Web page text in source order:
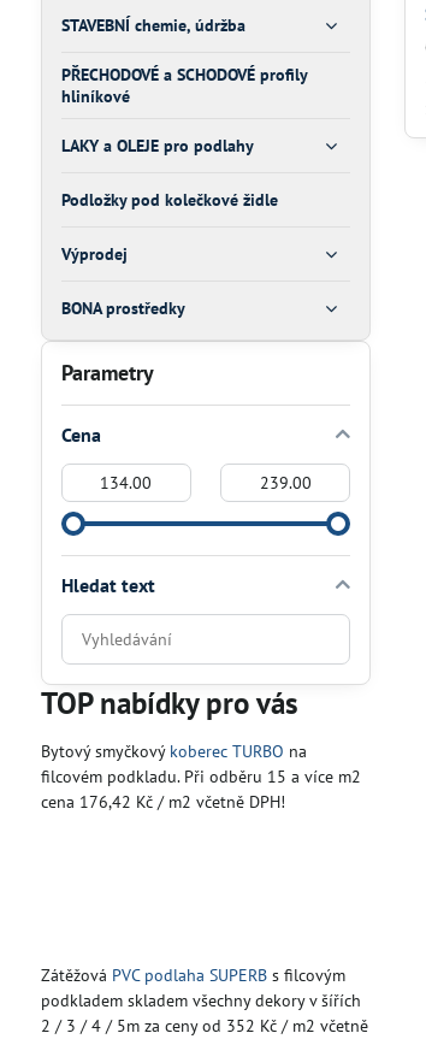
Parametry
Cena
Od:
Do:
Hledat text
Prohledat
výsledky
filtru
fulltextem
STAVEBNÍ chemie, údržba
PŘECHODOVÉ a SCHODOVÉ profily
hliníkové
LAKY a OLEJE pro podlahy
Podložky pod kolečkové židle
Výprodej
BONA prostředky
TOP nabídky pro vás
Bytový smyčkový koberec TURBO na
filcovém podkladu. Při odběru 15 a více m2
cena 176,42 Kč / m2 včetně DPH!
Zátěžová PVC podlaha SUPERBs filcovým
podkladem skladem všechny dekory v šířích
2 / 3 / 4 / 5m za ceny od 352 Kč / m2 včetně